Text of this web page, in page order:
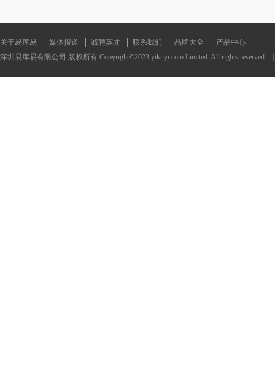
关于易库易 媒体报道 诚聘英才 联系我们 品牌大全
产品中心
深圳易库易有限公司 版权所有 Copyright©2023 yikuyi.com Limited. All rights reserved